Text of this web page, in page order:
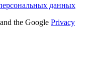
данных
the Google Privacy